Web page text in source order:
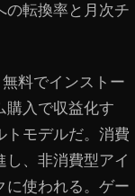
の転換率と月次チ
無料でインストー
購入で収益化す
トモデルだ。消費
、非消費型アイ
に使われる。ゲー